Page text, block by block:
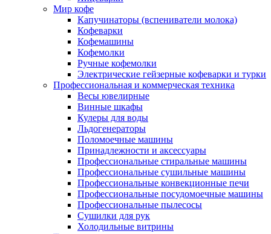
Мир кофе
Капучинаторы (вспениватели молока)
Кофеварки
Кофемашины
Кофемолки
Ручные кофемолки
Электрические гейзерные кофеварки и турки
Профессиональная и коммерческая техника
Весы ювелирные
Винные шкафы
Кулеры для воды
Льдогенераторы
Поломоечные машины
Принадлежности и аксессуары
Профессиональные стиральные машины
Профессиональные сушильные машины
Профессиональные конвекционные печи
Профессиональные посудомоечные машины
Профессиональные пылесосы
Сушилки для рук
Холодильные витрины